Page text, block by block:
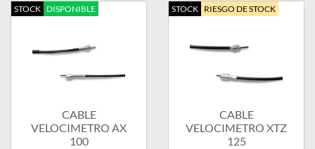
STOCK DISPONIBLE
CABLE
VELOCIMETRO AX
100
STOCK RIESGO DE STOCK
CABLE
VELOCIMETRO XTZ
125